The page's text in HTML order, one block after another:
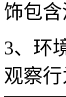
饰包
3、环
观察